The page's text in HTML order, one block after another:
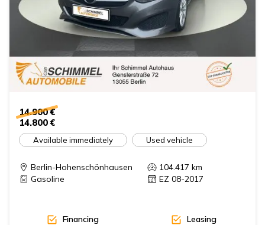
14.900 €
14.800 €
Available immediately Used vehicle
Berlin-Hohenschönhausen 104.417 km
Gasoline
EZ 08-2017
Financing Leasing